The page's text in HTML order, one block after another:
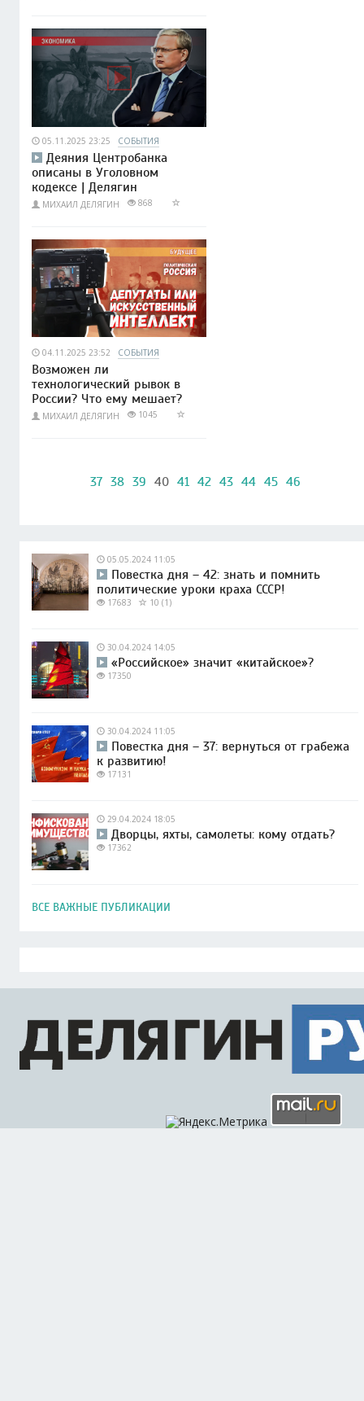
05.11.2025 23:25 СОБЫТИЯ
Деяния Центробанка
описаны в Уголовном
кодексе | Делягин
МИХАИЛ ДЕЛЯГИН 868
04.11.2025 23:52 СОБЫТИЯ
Возможен ли
технологический рывок в
России? Что ему мешает?
МИХАИЛ ДЕЛЯГИН 1045
37 38 39 40 41 42 43 44 45 46
05.05.2024 11:05
Повестка дня – 42: знать и помнить
политические уроки краха СССР!
17683 10 (1)
30.04.2024 14:05
«Российское» значит «китайское»?
17350
30.04.2024 11:05
Повестка дня – 37: вернуться от грабежа
к развитию!
17131
29.04.2024 18:05
Дворцы, яхты, самолеты: кому отдать?
17362
ВСЕ ВАЖНЫЕ ПУБЛИКАЦИИ